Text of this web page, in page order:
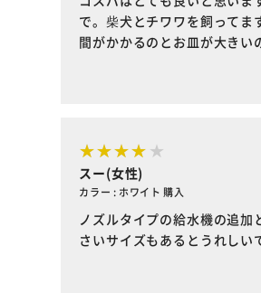
で。柴犬とチワワを飼って
間がかかるのとお皿が大き
スー(女性)
カラー : ホワイト 購入
ノズルタイプの給水機の追
さいサイズもあるとうれしい